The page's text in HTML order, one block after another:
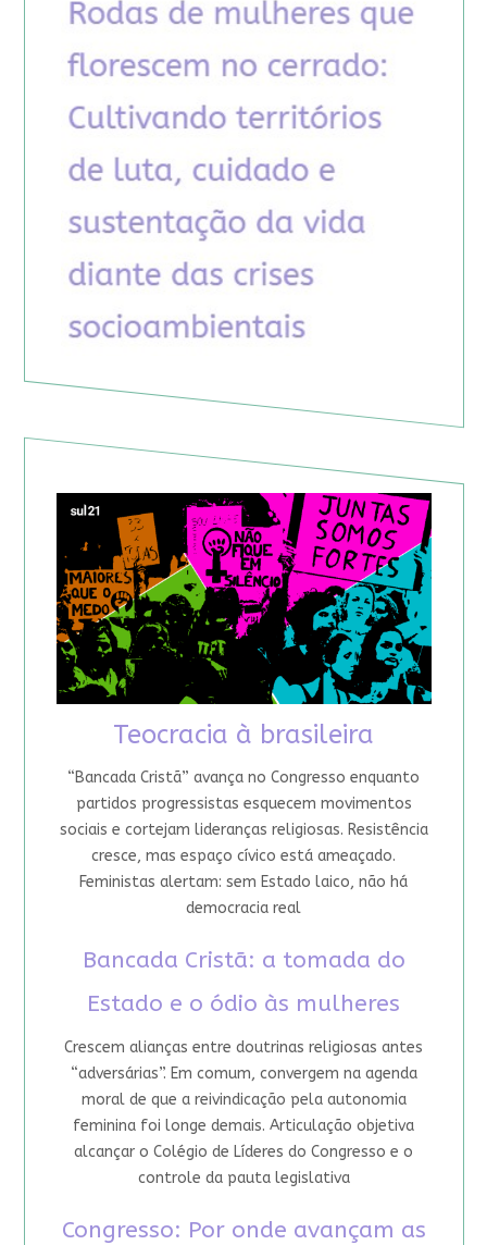
Teocracia à brasileira
“Bancada Cristã” avança no Congresso enquanto
partidos progressistas esquecem movimentos
sociais e cortejam lideranças religiosas. Resistência
cresce, mas espaço cívico está ameaçado.
Feministas alertam: sem Estado laico, não há
democracia real
Bancada Cristã: a tomada do
Estado e o ódio às mulheres
Crescem alianças entre doutrinas religiosas antes
“adversárias”. Em comum, convergem na agenda
moral de que a reivindicação pela autonomia
feminina foi longe demais. Articulação objetiva
alcançar o Colégio de Líderes do Congresso e o
controle da pauta legislativa
Congresso: Por onde avançam as